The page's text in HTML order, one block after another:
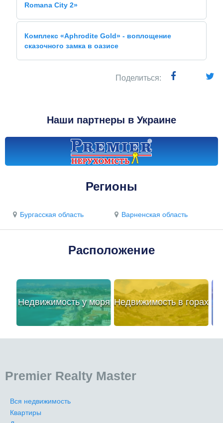
Romana City 2»
Комплекс «Aphrodite Gold» - воплощение
сказочного замка в оазисе
Поделиться:
Наши партнеры в Украине
Регионы
Бургасская область Варненская область
Расположение
Недвижимость у моря Недвижимость в горах
Premier Realty Master
Вся недвижимость
Квартиры